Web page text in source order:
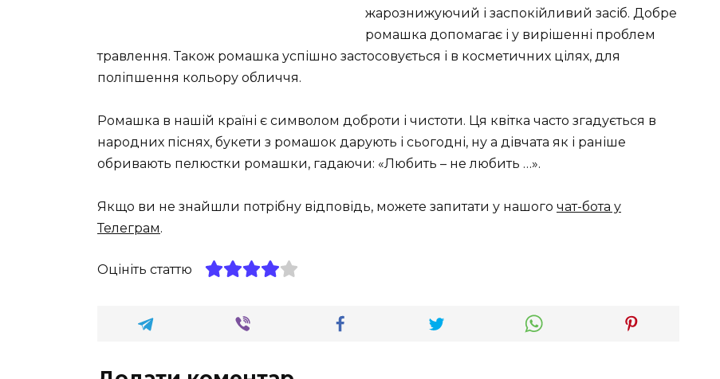
жарознижуючий і заспокійливий засіб. Добре
ромашка допомагає і у вирішенні проблем
травлення. Також ромашка успішно застосовується і в косметичних цілях, для
поліпшення кольору обличчя.
Ромашка в нашій країні є символом доброти і чистоти. Ця квітка часто згадується в
народних піснях, букети з ромашок дарують і сьогодні, ну а дівчата як і раніше
обривають пелюстки ромашки, гадаючи: «Любить – не любить …».
Якщо ви не знайшли потрібну відповідь, можете запитати у нашого чат-бота у
Телеграм.
Оцініть статтю